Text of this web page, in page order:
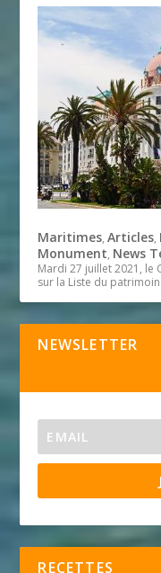
Maritimes,Articles,
Monument, News
Mardi 27 juillet 2021,
sur la Liste du
NEWSLETTER
RECETTES